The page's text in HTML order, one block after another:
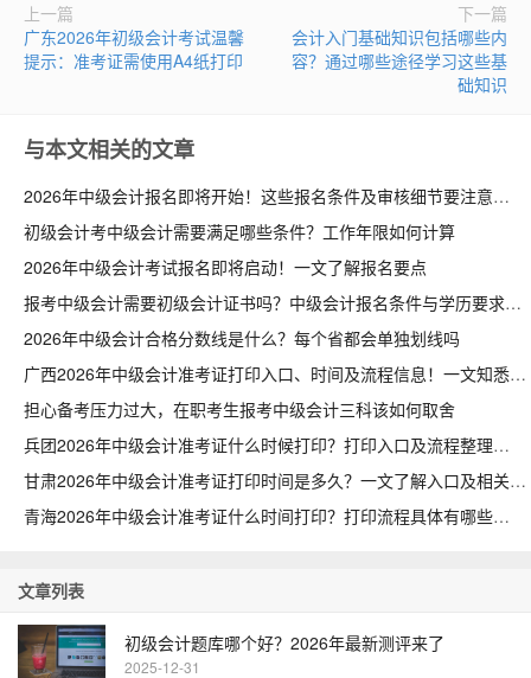
上一篇
广东2026年初级会计考试温馨
提示：准考证需使用A4纸打印
下一篇
会计入门基础知识包括哪些内
容？通过哪些途径学习这些基
础知识
与本文相关的文章
2026年中级会计报名即将开始！这些报名条件及审核细节要注意
初级会计考中级会计需要满足哪些条件？工作年限如何计算
2026年中级会计考试报名即将启动！一文了解报名要点
报考中级会计需要初级会计证书吗？中级会计报名条件与学历要求详解
2026年中级会计合格分数线是什么？每个省都会单独划线吗
广西2026年中级会计准考证打印入口、时间及流程信息！一文知悉
担心备考压力过大，在职考生报考中级会计三科该如何取舍
兵团2026年中级会计准考证什么时候打印？打印入口及流程整理
甘肃2026年中级会计准考证打印时间是多久？一文了解入口及相关流程
青海2026年中级会计准考证什么时间打印？打印流程具体有哪些
文章列表
初级会计题库哪个好？2026年最新测评来了
2025-12-31